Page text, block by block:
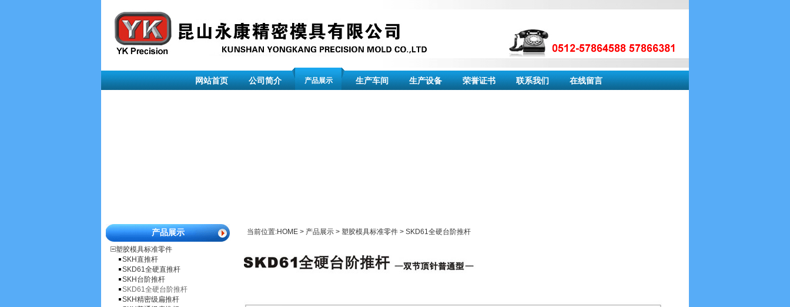
网站首页 公司简介 产品展示 生产车间 生产设备 荣誉证书 联系我们 在线留言
产品展示
塑胶模具标准零件
SKH直推杆
SKD61全硬直推杆
SKH台阶推杆
SKD61全硬台阶推杆
SKH精密级扁推杆
当前位置:HOME > 产品展示 > 塑胶模具标准零件 > SKD61全硬台阶推杆